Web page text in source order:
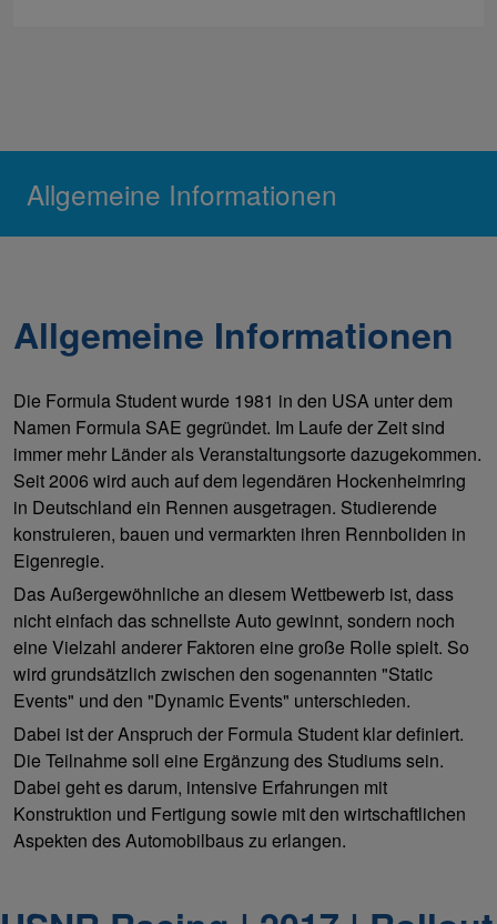
Allgemeine Informationen
Allgemeine Informationen
Die Formula Student wurde 1981 in den USA unter dem
Namen Formula SAE gegründet. Im Laufe der Zeit sind
immer mehr Länder als Veranstaltungsorte dazugekommen.
Seit 2006 wird auch auf dem legendären Hockenheimring
in Deutschland ein Rennen ausgetragen. Studierende
konstruieren, bauen und vermarkten ihren Rennboliden in
Eigenregie.
Das Außergewöhnliche an diesem Wettbewerb ist, dass
nicht einfach das schnellste Auto gewinnt, sondern noch
eine Vielzahl anderer Faktoren eine große Rolle spielt. So
wird grundsätzlich zwischen den sogenannten "Static
Events" und den "Dynamic Events" unterschieden.
Dabei ist der Anspruch der Formula Student klar definiert.
Die Teilnahme soll eine Ergänzung des Studiums sein.
Dabei geht es darum, intensive Erfahrungen mit
Konstruktion und Fertigung sowie mit den wirtschaftlichen
Aspekten des Automobilbaus zu erlangen.